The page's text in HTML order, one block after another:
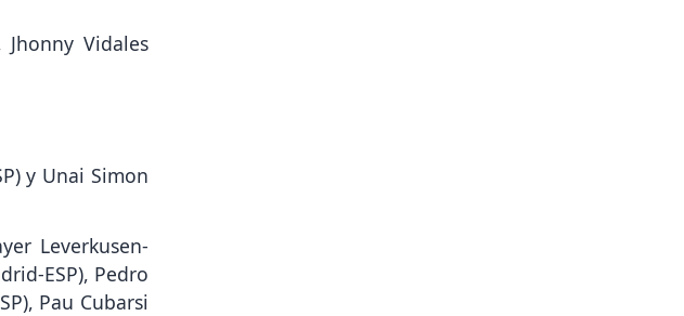
Jhonny Vidales
y Unai Simon
Leverkusen-
ESP), Pedro
Pau Cubarsi